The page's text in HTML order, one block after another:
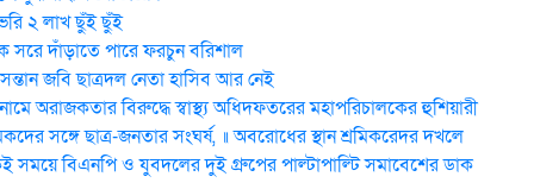
২ লাখ ছুঁই ছুঁই
সরে দাঁড়াতে পারে ফরচুন বরিশাল
জবি ছাত্রদল নেতা হাসিব আর নেই
অরাজকতার বিরুদ্ধে স্বাস্থ্য অধিদফতরের মহাপরিচালকের হুশিয়ারী
সঙ্গে ছাত্র-জনতার সংঘর্ষ, ॥ অবরোধের স্থান শ্রমিকরেদর দখলে
সময়ে বিএনপি ও যুবদলের দুই গ্রুপের পাল্টাপাল্টি সমাবেশের ডাক